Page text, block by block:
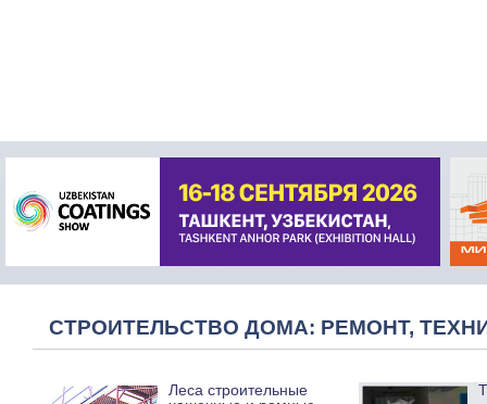
СТРОИТЕЛЬСТВО ДОМА: РЕМОНТ,
Леса строительные